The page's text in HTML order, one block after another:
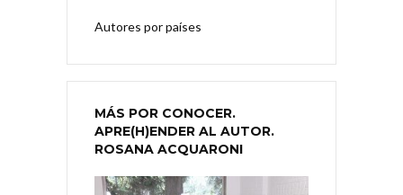
Autores por países
MÁS POR CONOCER.
APRE(H)ENDER AL AUTOR.
ROSANA ACQUARONI